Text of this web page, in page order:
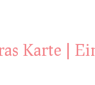
Karte |